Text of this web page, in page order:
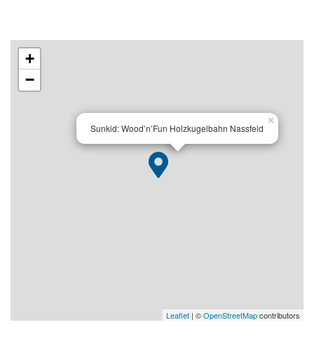
Sunkid: Wood’n’Fun Holzkugelbahn Nassfeld
×
+
−
Leaflet | ©OpenStreetMapcontributors